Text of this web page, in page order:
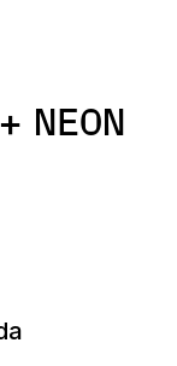
NEON